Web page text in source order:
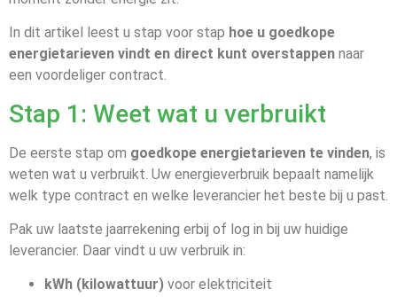
In dit artikel leest u stap voor stap hoe u goedkope
energietarieven vindt en direct kunt overstappen naar
een voordeliger contract.
Stap 1: Weet wat u verbruikt
De eerste stap om goedkope energietarieven te vinden, is
weten wat u verbruikt. Uw energieverbruik bepaalt namelijk
welk type contract en welke leverancier het beste bij u past.
Pak uw laatste jaarrekening erbij of log in bij uw huidige
leverancier. Daar vindt u uw verbruik in:
kWh (kilowattuur) voor elektriciteit